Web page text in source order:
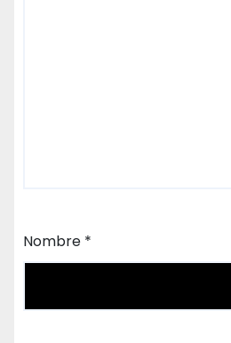
Nombre *